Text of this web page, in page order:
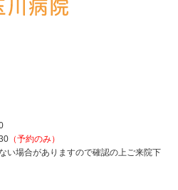
（予約のみ）
い場合がありますので確認の上ご来院下